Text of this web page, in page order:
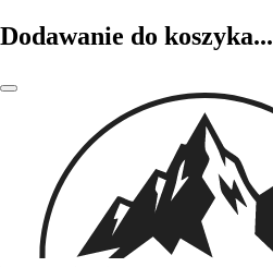
Dodawanie do koszyka...